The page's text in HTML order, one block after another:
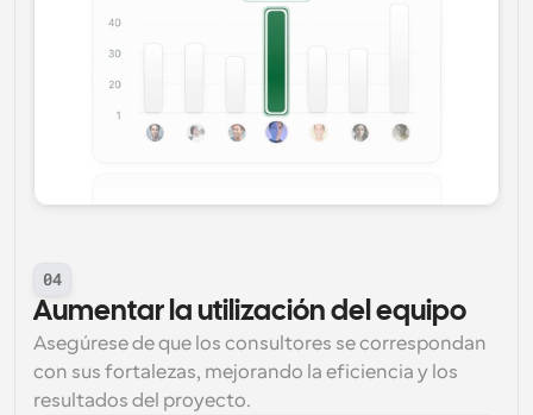
04
Aumentar la utilización del equipo
Asegúrese de que los consultores se correspondan
con sus fortalezas, mejorando la eficiencia y los
resultados del proyecto.